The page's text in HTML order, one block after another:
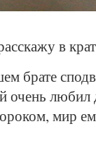
в
брате
очень любил
мир